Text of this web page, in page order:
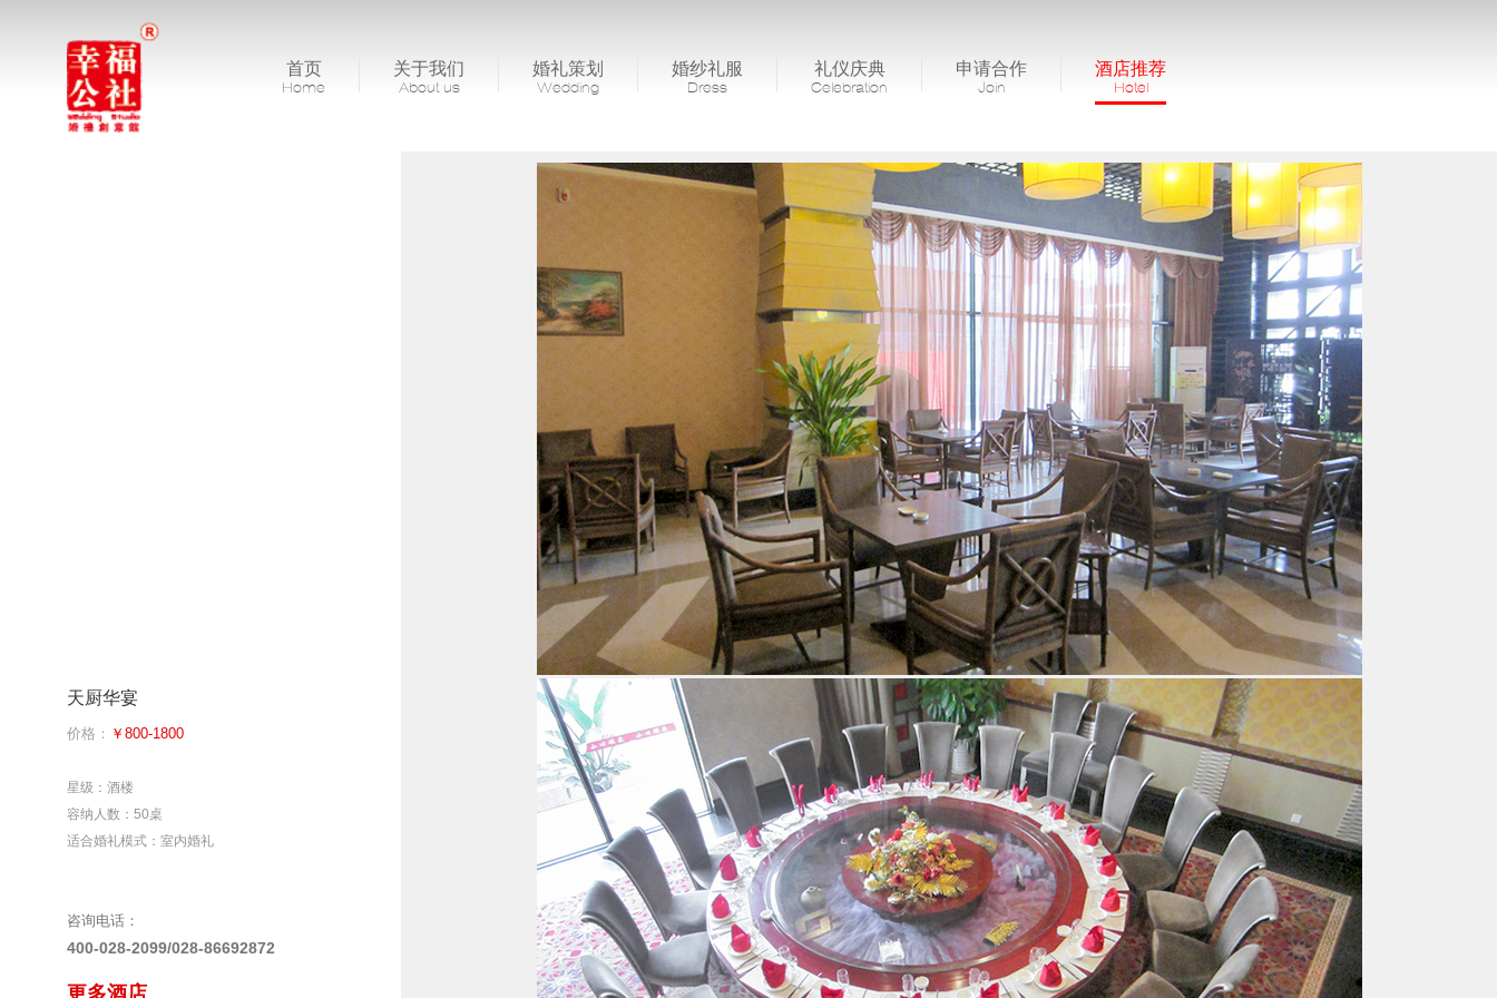
首页
Home
关于我们
About us
婚礼策划
Wedding
婚纱礼服
Dress
礼仪庆典
Celebration
申请合作
Join
酒店推荐
Hotel
天厨华宴
价格： ￥800-1800
星级：酒楼
容纳人数：50桌
适合婚礼模式：室内婚礼
咨询电话：
400-028-2099/028-86692872
更多酒店